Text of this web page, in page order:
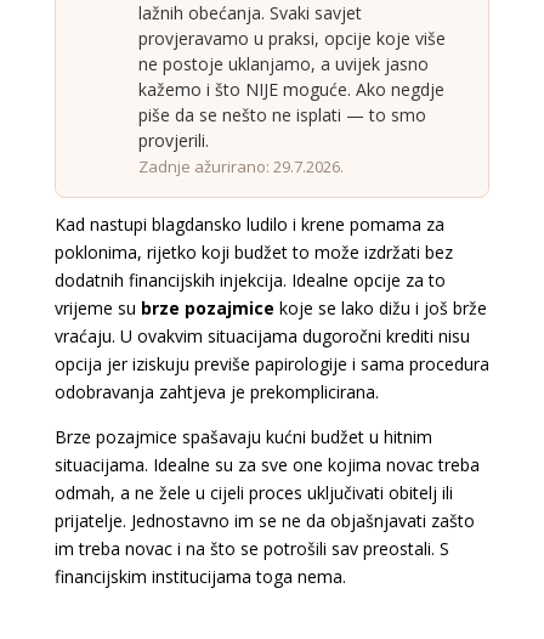
lažnih obećanja. Svaki savjet
provjeravamo u praksi, opcije koje više
ne postoje uklanjamo, a uvijek jasno
kažemo i što NIJE moguće. Ako negdje
piše da se nešto ne isplati — to smo
provjerili.
Zadnje ažurirano: 29.7.2026.
Kad nastupi blagdansko ludilo i krene pomama za
poklonima, rijetko koji budžet to može izdržati bez
dodatnih financijskih injekcija. Idealne opcije za to
vrijeme su brze pozajmice koje se lako dižu i još brže
vraćaju. U ovakvim situacijama dugoročni krediti nisu
opcija jer iziskuju previše papirologije i sama procedura
odobravanja zahtjeva je prekomplicirana.
Brze pozajmice spašavaju kućni budžet u hitnim
situacijama. Idealne su za sve one kojima novac treba
odmah, a ne žele u cijeli proces uključivati obitelj ili
prijatelje. Jednostavno im se ne da objašnjavati zašto
im treba novac i na što se potrošili sav preostali. S
financijskim institucijama toga nema.